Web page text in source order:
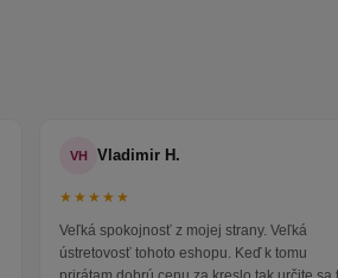
VH Vladimir H.
★★★★★
Veľká spokojnosť z mojej strany. Veľká
ústretovosť tohoto eshopu. Keď k tomu